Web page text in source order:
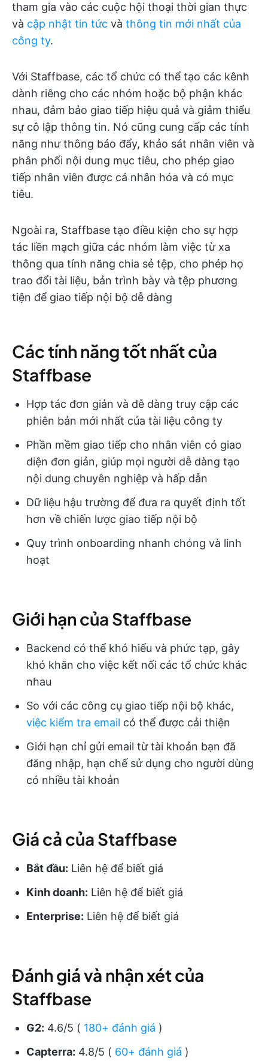
tham gia vào các cuộc hội thoại thời gian thực
và cập nhật tin tức và thông tin mới nhất của
công ty.
Với Staffbase, các tổ chức có thể tạo các kênh
dành riêng cho các nhóm hoặc bộ phận khác
nhau, đảm bảo giao tiếp hiệu quả và giảm thiểu
sự cô lập thông tin. Nó cũng cung cấp các tính
năng như thông báo đẩy, khảo sát nhân viên và
phân phối nội dung mục tiêu, cho phép giao
tiếp nhân viên được cá nhân hóa và có mục
tiêu.
Ngoài ra, Staffbase tạo điều kiện cho sự hợp
tác liền mạch giữa các nhóm làm việc từ xa
thông qua tính năng chia sẻ tệp, cho phép họ
trao đổi tài liệu, bản trình bày và tệp phương
tiện để giao tiếp nội bộ dễ dàng
Các tính năng tốt nhất của
Staffbase
Hợp tác đơn giản và dễ dàng truy cập các
phiên bản mới nhất của tài liệu công ty
Phần mềm giao tiếp cho nhân viên có giao
diện đơn giản, giúp mọi người dễ dàng tạo
nội dung chuyên nghiệp và hấp dẫn
Dữ liệu hậu trường để đưa ra quyết định tốt
hơn về chiến lược giao tiếp nội bộ
Quy trình onboarding nhanh chóng và linh
hoạt
Giới hạn của Staffbase
Backend có thể khó hiểu và phức tạp, gây
khó khăn cho việc kết nối các tổ chức khác
nhau
So với các công cụ giao tiếp nội bộ khác,
việc kiểm tra email có thể được cải thiện
Giới hạn chỉ gửi email từ tài khoản bạn đã
đăng nhập, hạn chế sử dụng cho người dùng
có nhiều tài khoản
Giá cả của Staffbase
Bắt đầu: Liên hệ để biết giá
Kinh doanh: Liên hệ để biết giá
Enterprise: Liên hệ để biết giá
Đánh giá và nhận xét của
Staffbase
G2: 4.6/5 ( 180+ đánh giá )
Capterra: 4.8/5 ( 60+ đánh giá )